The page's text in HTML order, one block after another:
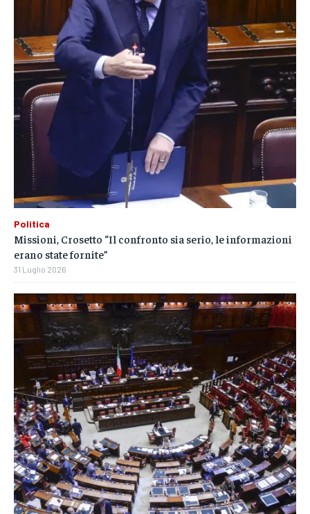
Politica
Missioni, Crosetto “Il confronto sia serio, le informazioni
erano state fornite”
31 Luglio 2026